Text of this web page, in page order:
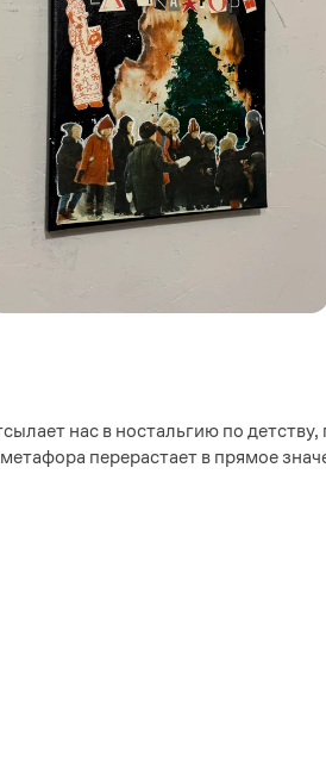
нас в ностальгию по
перерастает в прямое